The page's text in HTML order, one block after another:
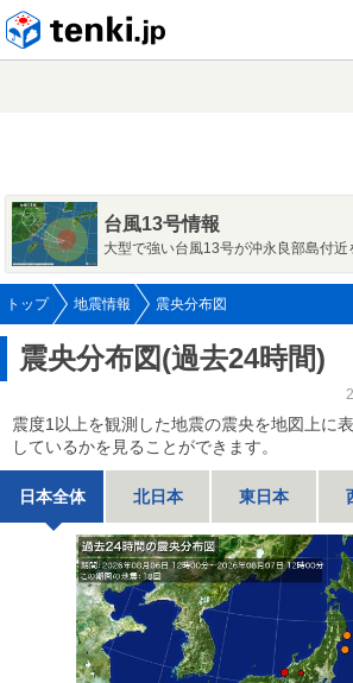
台風13号情報
大型で強い台風13号が沖永良部島付
トップ 地震情報 震央分布図
震央分布図(過去24時間)
震度1以上を観測した地震の震央を地図上に
しているかを見ることができます。
日本全体 北日本 東日本